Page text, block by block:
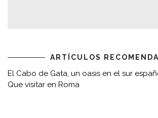
ARTÍCULOS
El Cabo de Gata, un oasis en el sur
Que visitar en Roma